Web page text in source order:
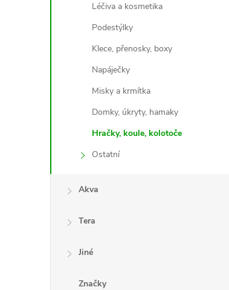
Léčiva a kosmetika
Podestýlky
Klece, přenosky, boxy
Napáječky
Misky a krmítka
Domky, úkryty, hamaky
Hračky, koule, kolotoče
Ostatní
Akva
Tera
Jiné
Značky